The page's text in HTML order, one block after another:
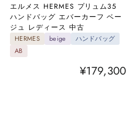
エルメス HERMES プリュム35
ハンドバッグ エバーカーフ ベー
ジュ レディース 中古
HERMES beige
ハンドバッグ
AB
¥179,300